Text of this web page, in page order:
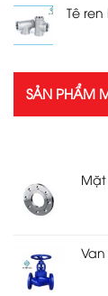
Tê ren
SẢN PHẨM
Mặt